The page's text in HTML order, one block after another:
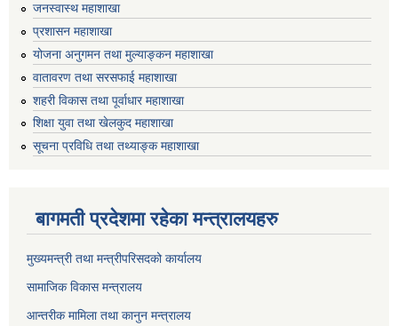
जनस्वास्थ महाशाखा
प्रशासन महाशाखा
योजना अनुगमन तथा मुल्याङ्कन महाशाखा
वातावरण तथा सरसफाई महाशाखा
शहरी विकास तथा पूर्वाधार महाशाखा
शिक्षा युवा तथा खेलकुद महाशाखा
सूचना प्रविधि तथा तथ्याङ्क महाशाखा
बागमती प्रदेशमा रहेका मन्त्रालयहरु
मुख्यमन्त्री तथा मन्त्रीपरिसदको कार्यालय
सामाजिक विकास मन्त्रालय
आन्तरीक मामिला तथा कानुन मन्त्रालय